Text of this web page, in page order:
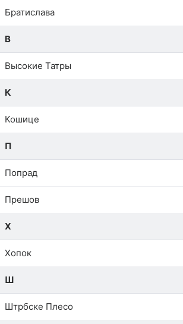
Братислава
В
Высокие Татры
К
Кошице
П
Попрад
Прешов
Х
Хопок
Ш
Штрбске Плесо